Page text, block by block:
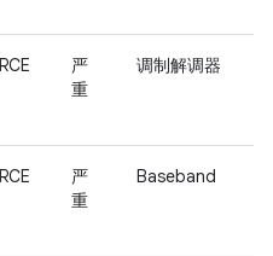
RCE
严
重
调制解调器
RCE
严
重
Baseband